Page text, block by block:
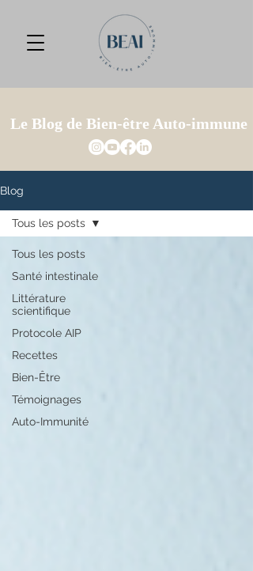
Le Blog de Bien-être Auto-immune
Blog
Tous les posts
Santé intestinale
Littérature
scientifique
Protocole AIP
Recettes
Bien-Être
Témoignages
Auto-Immunité
Tous les posts